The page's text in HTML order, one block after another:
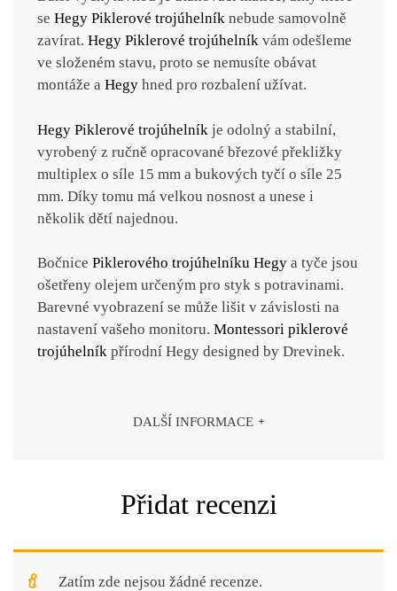
se Hegy Piklerové trojúhelník nebude samovolně
zavírat. Hegy Piklerové trojúhelník vám odešleme
ve složeném stavu, proto se nemusíte obávat
montáže a Hegy hned pro rozbalení užívat.
Hegy Piklerové trojúhelník je odolný a stabilní,
vyrobený z ručně opracované březové překližky
multiplex o síle 15 mm a bukových tyčí o síle 25
mm. Díky tomu má velkou nosnost a unese i
několik dětí najednou.
Bočnice Piklerového trojúhelníku Hegy a tyče jsou
ošetřeny olejem určeným pro styk s potravinami.
Barevné vyobrazení se může lišit v závislosti na
nastavení vašeho monitoru. Montessori piklerové
trojúhelník přírodní Hegy designed by Drevinek.
DALŠÍ INFORMACE
91 × 70 × 71 cm
Přidat recenzi
Zatím zde nejsou žádné recenze.